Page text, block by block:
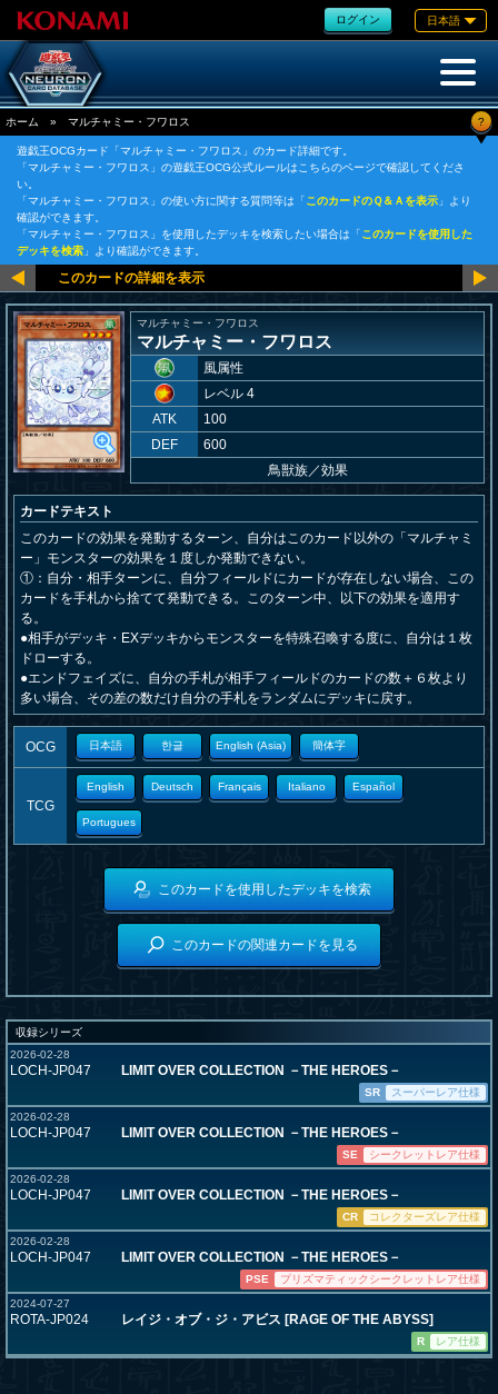
ログイン 日本語
ホーム » マルチャミー・フワロス ?
遊戯王OCGカード「マルチャミー・フワロス」のカード詳細です。
「マルチャミー・フワロス」の遊戯王OCG公式ルールはこちらのページで確認してくださ
い。
「マルチャミー・フワロス」の使い方に関する質問等は「このカードのＱ＆Ａを表示 」より
確認ができます。
「マルチャミー・フワロス」を使用したデッキを検索したい場合は「このカードを使用した
デッキを検索 」より確認ができます。
マルチャミー・フワロス
マルチャミー・フワロス
風属性
レベル 4
ATK
100
DEF
600
鳥獣族／効果
カードテキスト
このカードの効果を発動するターン、自分はこのカード以外の「マルチャミ
ー」モンスターの効果を１度しか発動できない。
①：自分・相手ターンに、自分フィールドにカードが存在しない場合、この
カードを手札から捨てて発動できる。このターン中、以下の効果を適用す
る。
●相手がデッキ・EXデッキからモンスターを特殊召喚する度に、自分は１枚
ドローする。
●エンドフェイズに、自分の手札が相手フィールドのカードの数＋６枚より
多い場合、その差の数だけ自分の手札をランダムにデッキに戻す。
OCG 日本語 한글 English (Asia) 簡体字
TCG
English Deutsch Français Italiano Español
Portugues
このカードを使用したデッキを検索
このカードの関連カードを見る
収録シリーズ
2026-02-28
LOCH-JP047 LIMIT OVER COLLECTION －THE HEROES－
SR
スーパーレア仕様
2026-02-28
LOCH-JP047 LIMIT OVER COLLECTION －THE HEROES－
SE
シークレットレア仕様
2026-02-28
LOCH-JP047 LIMIT OVER COLLECTION －THE HEROES－
CR
コレクターズレア仕様
2026-02-28
LOCH-JP047 LIMIT OVER COLLECTION －THE HEROES－
PSE
プリズマティックシークレットレア仕様
2024-07-27
ROTA-JP024 レイジ・オブ・ジ・アビス [RAGE OF THE ABYSS]
R レア仕様